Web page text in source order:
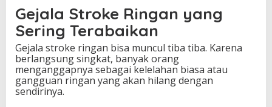
Gejala Stroke Ringan yang
Sering Terabaikan
Gejala stroke ringan bisa muncul tiba tiba. Karena
berlangsung singkat, banyak orang
menganggapnya sebagai kelelahan biasa atau
gangguan ringan yang akan hilang dengan
sendirinya.